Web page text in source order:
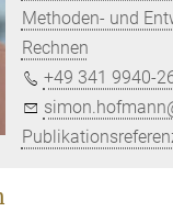
Methoden- und
Rechnen
+49 341 9940-